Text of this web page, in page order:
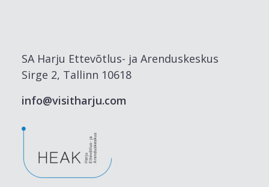
SA Harju Ettevõtlus- ja Arenduskeskus
Sirge 2, Tallinn 10618
info@visitharju.com